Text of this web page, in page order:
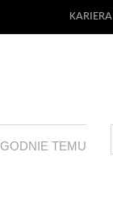
KARIERA
TEMU